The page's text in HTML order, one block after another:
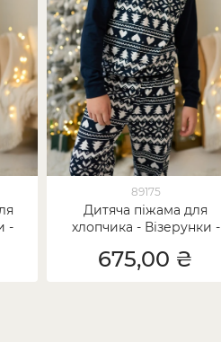
-
89175
Дитяча піжама для
хлопчика - Візерунки -
675,00 ₴